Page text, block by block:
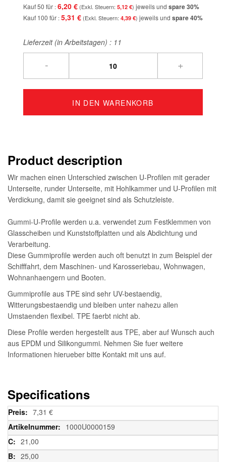
Kauf 50 für 6,20 € 5,12 € jeweils und spare30%
Kauf 100 für 5,31 € 4,39 € jeweils und spare40%
Lieferzeit (in Arbeitstagen) : 11
- +
IN DEN WARENKORB
Product description
Wir machen einen Unterschied zwischen U-Profilen mit gerader
Unterseite, runder Unterseite, mit Hohlkammer und U-Profilen mit
Verdickung, damit sie geeignet sind als Schutzleiste.
Gummi-U-Profile werden u.a. verwendet zum Festklemmen von
Glasscheiben und Kunststoffplatten und als Abdichtung und
Verarbeitung.
Diese Gummiprofile werden auch oft benutzt in zum Beispiel der
Schifffahrt, dem Maschinen- und Karosseriebau, Wohnwagen,
Wohnanhaengern und Booten.
Gummiprofile aus TPE sind sehr UV-bestaendig,
Witterungsbestaendig und bleiben unter nahezu allen
Umstaenden flexibel. TPE faerbt nicht ab.
Diese Profile werden hergestellt aus TPE, aber auf Wunsch auch
aus EPDM und Silikongummi. Nehmen Sie fuer weitere
Informationen hierueber bitte Kontakt mit uns auf.
Specifications
Weitere
Informationen
7,31 €
1000U0000159
21,00
25,00